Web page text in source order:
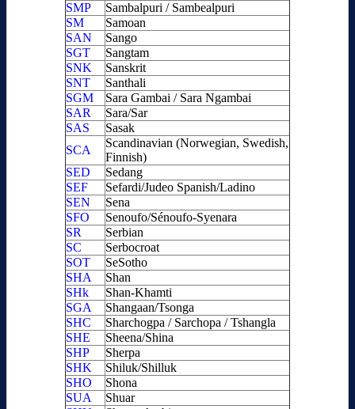
SMP
Sambalpuri / Sambealpuri
SM
Samoan
SAN
Sango
SGT
Sangtam
SNK
Sanskrit
SNT
Santhali
SGM
Sara Gambai / Sara Ngambai
SAR
Sara/Sar
SAS
Sasak
SCA
Scandinavian (Norwegian, Swedish,
Finnish)
SED
Sedang
SEF
Sefardi/Judeo Spanish/Ladino
SEN
Sena
SFO
Senoufo/Sénoufo-Syenara
SR
Serbian
SC
Serbocroat
SOT
SeSotho
SHA
Shan
SHk
Shan-Khamti
SGA
Shangaan/Tsonga
SHC
Sharchogpa / Sarchopa / Tshangla
SHE
Sheena/Shina
SHP
Sherpa
SHK
Shiluk/Shilluk
SHO
Shona
SUA
Shuar